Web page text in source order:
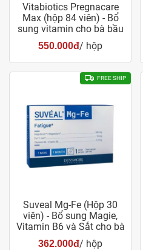
Vitabiotics Pregnacare
Max (hộp 84 viên) - Bổ
sung vitamin cho bà bầu
550.000đ/ hộp
FREE SHIP
Suveal Mg-Fe (Hộp 30
viên) - Bổ sung Magie,
Vitamin B6 và Sắt cho bà
bầu
362.000đ/ hộp